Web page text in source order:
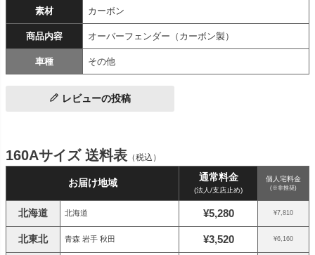
素材 カーボン
商品内容 オーバーフェンダー（カーボン製）
車種 その他
レビューの投稿
160Aサイズ 送料表 （税込）
お届け地域 通常料金
(法人/支店止め)
個人宅料金
(※非推奨)
北海道 北海道 ¥5,280 ¥7,810
北東北 青森 岩手 秋田 ¥3,520 ¥6,160